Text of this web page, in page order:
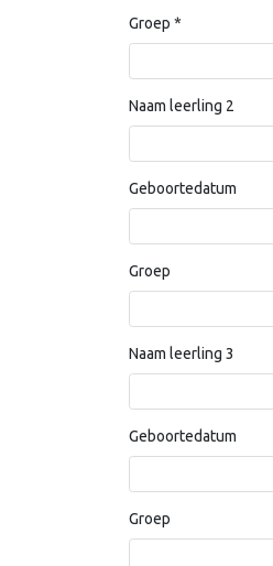
Groep *
Naam leerling 2
Geboortedatum
Groep
Naam leerling 3
Geboortedatum
Groep